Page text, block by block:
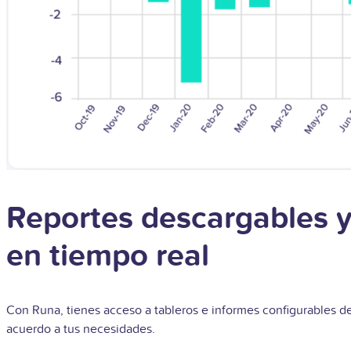
Reportes descargables
en tiempo real
Con Runa, tienes acceso a tableros e informes configurables
acuerdo a tus necesidades.